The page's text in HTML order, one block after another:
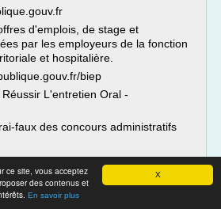
X
ce site, vous acceptez
des contenus et
En savoir plus
d'emplois, de stage et
par les employeurs de la fonction
et hospitalière.
biep
L'entretien Oral -
faux des concours administratifs